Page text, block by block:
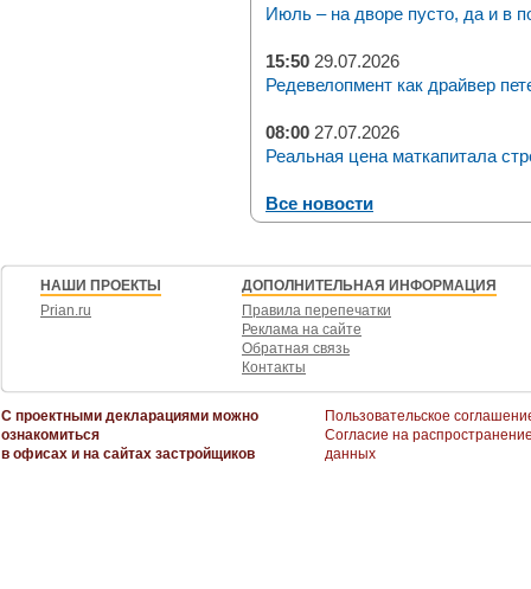
Июль – на дворе пусто, да и в
15:50 29.07.2026
Редевелопмент как драйвер
08:00 27.07.2026
Реальная цена маткапитала
Все новости
НАШИ ПРОЕКТЫ
Prian.ru
ДОПОЛНИТЕЛЬНАЯ ИНФОРМАЦИЯ
Правила перепечатки
Реклама на сайте
Обратная связь
Контакты
С проектными декларациями можно
ознакомиться
в офисах и на сайтах застройщиков
Пользовательское
Согласие на
данных